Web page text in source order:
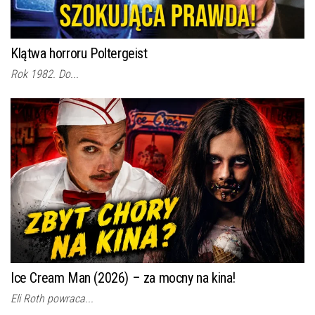
Klątwa horroru Poltergeist
Rok 1982. Do...
Ice Cream Man (2026) – za mocny na kina!
Eli Roth powraca...